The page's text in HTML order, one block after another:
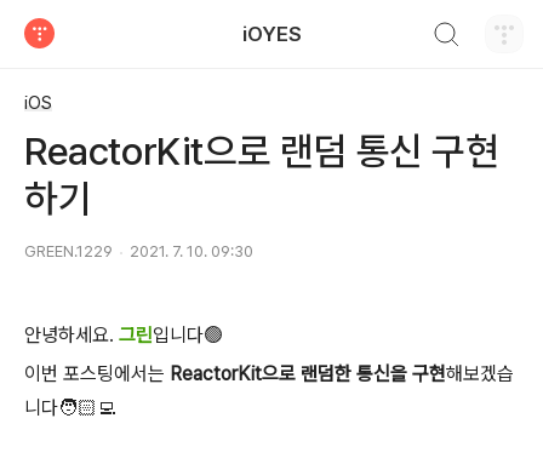
iOYES
iOS
ReactorKit으로 랜덤 통신 구현
하기
GREEN.1229 2021. 7. 10. 09:30
안녕하세요. 그린입니다🟢
이번 포스팅에서는 ReactorKit으로 랜덤한 통신을 구현해보겠습
니다🧑🏻‍💻